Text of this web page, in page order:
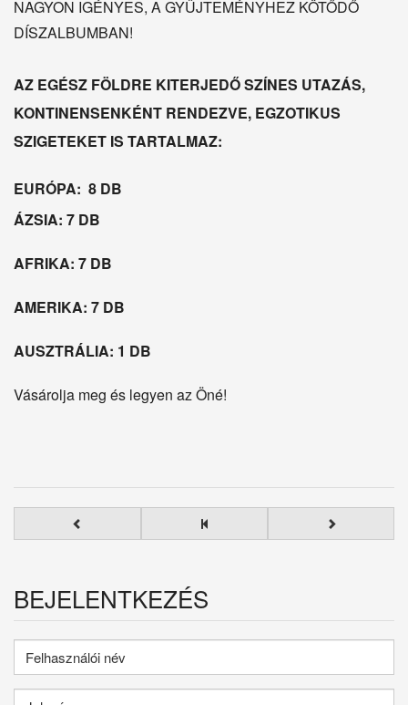
NAGYON IGÉNYES, A GYŰJTEMÉNYHEZ KÖTŐDŐ
DÍSZALBUMBAN!
AZ EGÉSZ FÖLDRE KITERJEDŐ SZÍNES UTAZÁS,
KONTINENSENKÉNT RENDEZVE, EGZOTIKUS
SZIGETEKET IS TARTALMAZ:
EURÓPA: 8 DB
ÁZSIA: 7 DB
AFRIKA: 7 DB
AMERIKA: 7 DB
AUSZTRÁLIA: 1 DB
Vásárolja meg és legyen az Öné!
BEJELENTKEZÉS